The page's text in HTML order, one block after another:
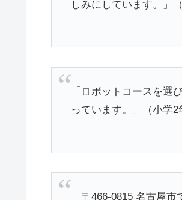
しみにしています。」
「ロボットコースを選
っています。」（小学2
「〒466-0815 名古屋